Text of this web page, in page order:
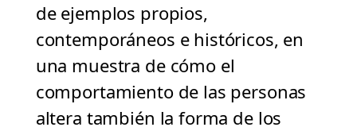
de ejemplos propios,
contemporáneos e históricos, en
una muestra de cómo el
comportamiento de las personas
altera también la forma de los